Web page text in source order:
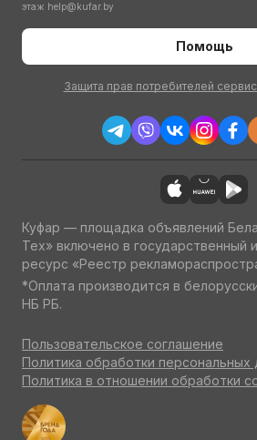
этаж help@kufar.by
Помощь
Защита прав потребителей
Куфар — площадка объявлений
Тех» включено в государственный
ресурс «Реестр
*Оплата производится в
НБ РБ.
Пользовательское соглашение
Политика обработки персональных
Политика в отношении обработки